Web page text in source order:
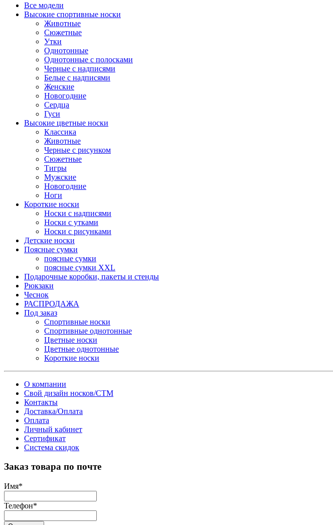
Все модели
Высокие спортивные носки
Животные
Сюжетные
Утки
Однотонные
Однотонные с полосками
Черные с надписями
Белые с надписями
Женские
Новогодние
Сердца
Гуси
Высокие цветные носки
Классика
Животные
Черные с рисунком
Сюжетные
Тигры
Мужские
Новогодние
Ноги
Короткие носки
Носки с надписями
Носки с утками
Носки с рисунками
Детские носки
Поясные сумки
поясные сумки
поясные сумки XXL
Подарочные коробки, пакеты и стенды
Рюкзаки
Чеснок
РАСПРОДАЖА
Под заказ
Спортивные носки
Спортивные однотонные
Цветные носки
Цветные однотонные
Короткие носки
О компании
Свой дизайн носков/СТМ
Контакты
Доставка/Оплата
Оплата
Личный кабинет
Сертификат
Система скидок
Заказ товара по почте
Имя*
Телефон*